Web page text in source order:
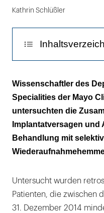
Kathrin Schlüßler
Knochenheilung
Wissenschaftler des
Specialities der Mayo
untersuchten die
Implantatversagen
Behandlung mit
Untersucht wurden
Patienten, die zwischen
31. Dezember 2014